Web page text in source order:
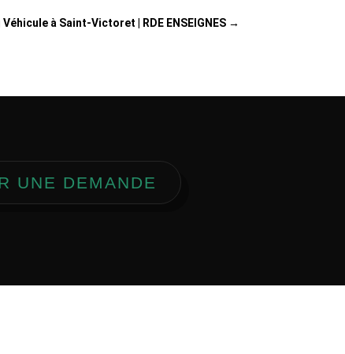
à Saint-Victoret | RDE ENSEIGNES→
UNE DEMANDE